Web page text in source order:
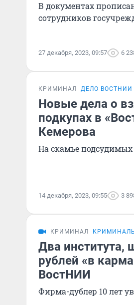
В документах
сотрудников
27 декабря, 2023, 09:57 6
КРИМИНАЛ ДЕЛО ВОСТНИИ
Новые дела о
подкупах в
Кемерова
На скамье подсудимых
14 декабря, 2023, 09:55 3
КРИМИНАЛ
Два института,
рублей «в
ВостНИИ
Фирма-дублер 10 лет